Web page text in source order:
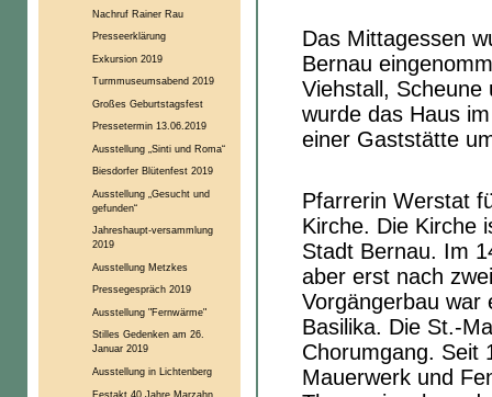
Das Mittagessen
Bernau
Viehstall,
wurde das Haus
einer Gaststätte
Pfarrerin Werstat
Kirche. Die Kirche
Stadt Bernau. Im
aber erst nach
Vorgängerbau war
Basilika. Die St.-
Chorumgang. Seit
Mauerwerk und
Nachruf Rainer Rau
Presseerklärung
Exkursion 2019
Turmmuseumsabend 2019
Großes Geburtstagsfest
Pressetermin 13.06.2019
Ausstellung „Sinti und Roma“
Biesdorfer Blütenfest 2019
Ausstellung „Gesucht und
gefunden“
Jahreshaupt-versammlung
2019
Ausstellung Metzkes
Pressegespräch 2019
Ausstellung "Fernwärme"
Stilles Gedenken am 26.
Januar 2019
Ausstellung in Lichtenberg
Festakt 40 Jahre Marzahn